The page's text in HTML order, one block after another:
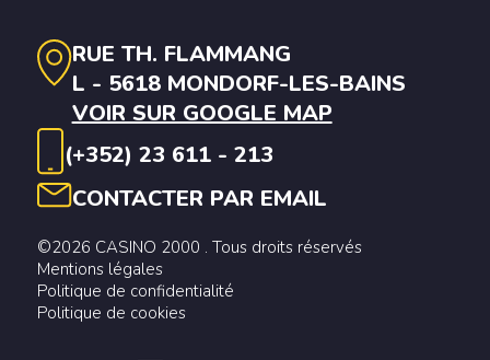
RUE TH. FLAMMANG
L - 5618 MONDORF-LES-BAINS
VOIR SUR GOOGLE MAP
(+352) 23 611 - 213
CONTACTER PAR EMAIL
©2026 CASINO 2000 . Tous droits réservés
Mentions légales
Politique de confidentialité
Politique de cookies